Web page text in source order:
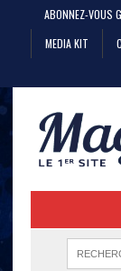
ABONNEZ-VOUS
MEDIA KIT